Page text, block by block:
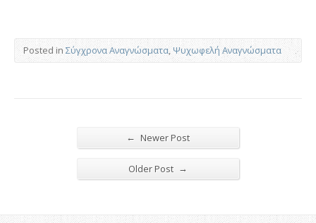
Posted in Σύγχρονα Αναγνώσματα,Ψυχωφελή Αναγνώσματα
← Newer Post
Older Post →